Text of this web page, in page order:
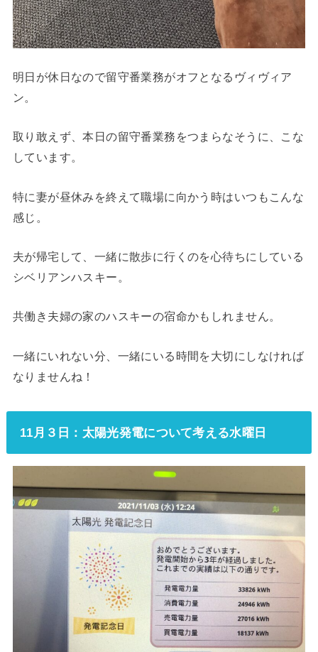
明日が休日なので留守番業務がオフとなるヴィヴィア
ン。
取り敢えず、本日の留守番業務をつまらなそうに、こな
しています。
特に妻が昼休みを終えて職場に向かう時はいつもこんな
感じ。
夫が帰宅して、一緒に散歩に行くのを心待ちにしている
シベリアンハスキー。
共働き夫婦の家のハスキーの宿命かもしれません。
一緒にいれない分、一緒にいる時間を大切にしなければ
なりませんね！
11月３日：太陽光発電について考える水曜日